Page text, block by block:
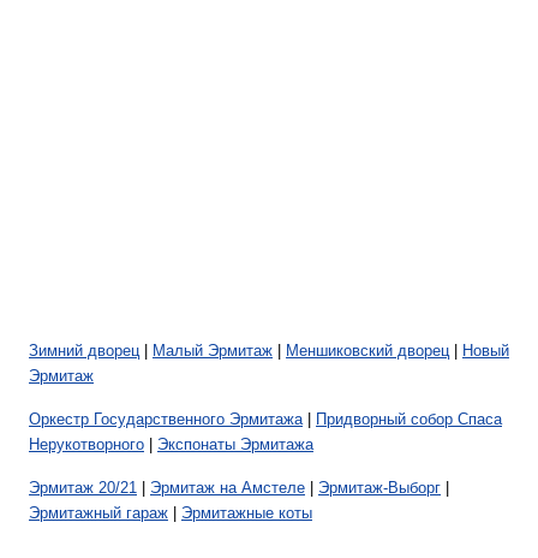
Зимний дворец| Малый Эрмитаж Меншиковский дворец|
Новый
Эрмитаж
Оркестр Государственного Эрмитажа|
Придворный собор Спаса
Нерукотворного
Экспонаты Эрмитажа
Эрмитаж 20/21 Эрмитаж на Амстеле Эрмитаж-Выборг
Эрмитажный гараж
Эрмитажные коты